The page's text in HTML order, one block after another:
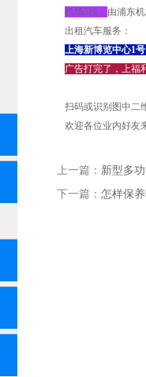
机场3线： 由浦东
出租汽车服务：
上海新博览中心1
广告打完了，上福
扫码或识别图中二
欢迎各位业内好友
上一篇： 新型多
下一篇： 怎样保